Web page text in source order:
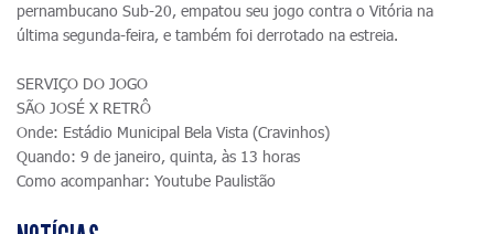
pernambucano Sub-20, empatou seu jogo contra o Vitória na
última segunda-feira, e também foi derrotado na estreia.
SERVIÇO DO JOGO
SÃO JOSÉ X RETRÔ
Onde: Estádio Municipal Bela Vista (Cravinhos)
Quando: 9 de janeiro, quinta, às 13 horas
Como acompanhar: Youtube Paulistão